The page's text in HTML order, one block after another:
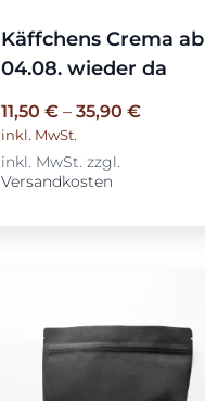
Käffchens Crema ab
04.08. wieder da
11,50 €– 35,90 €
inkl. MwSt.
inkl. MwSt. zzgl.
Versandkosten